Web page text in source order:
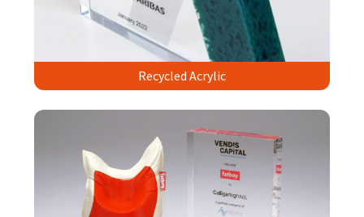
Recycled Acrylic